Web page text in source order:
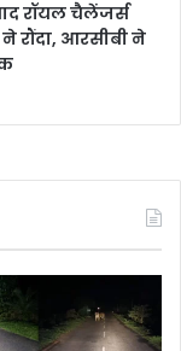
रॉयल चैलेंजर्स
रौंदा, आरसीबी ने